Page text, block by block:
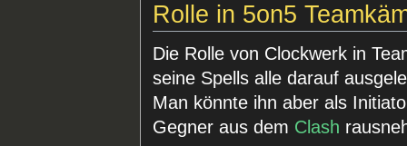
Rolle in 5on5
Die Rolle von Clockwerk in
seine Spells alle darauf
Man könnte ihn aber als
Gegner aus dem Clash